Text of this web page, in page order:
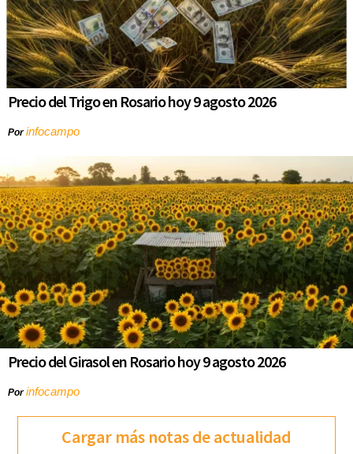
Precio del Trigo en Rosario hoy 9 agosto 2026
Porinfocampo
Precio del Girasol en Rosario hoy 9 agosto 2026
Porinfocampo
Cargar más notas de actualidad